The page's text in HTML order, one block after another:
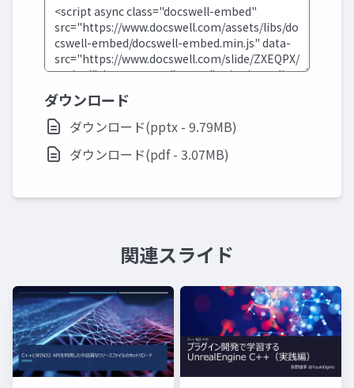
ダウンロード
ダウンロード(pptx - 9.79MB)
ダウンロード(pdf - 3.07MB)
関連スライド